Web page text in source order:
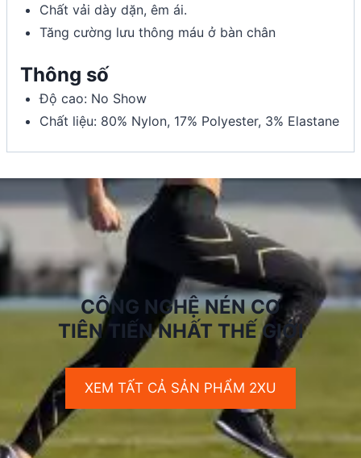
Chất vải dày dặn, êm ái.
Tăng cường lưu thông máu ở bàn chân
Thông số
Độ cao: No Show
Chất liệu: 80% Nylon, 17% Polyester, 3% Elastane
CÔNG NGHỆ NÉN CƠ
TIÊN TIẾN NHẤT THẾ GIỚI
XEM TẤT CẢ SẢN PHẨM 2XU